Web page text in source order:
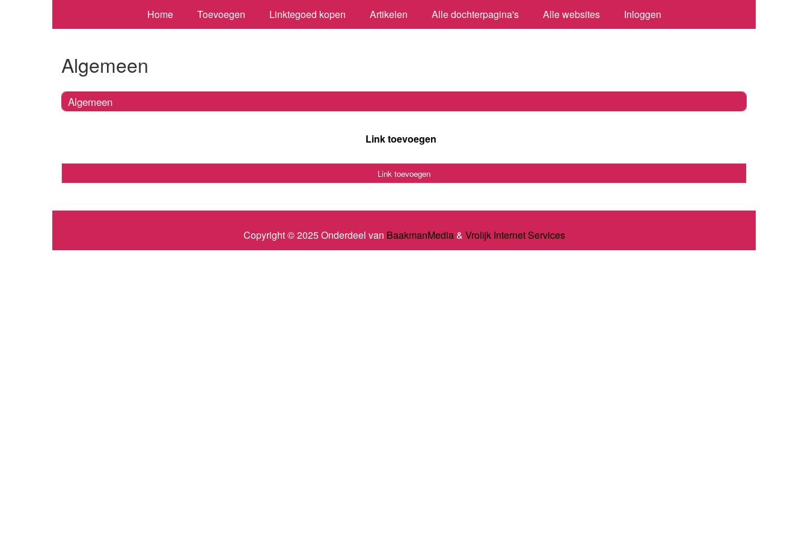
Home Toevoegen Linktegoed kopen Artikelen Alle dochterpagina's Alle websites Inloggen
Algemeen
Algemeen
Link toevoegen
Link toevoegen
Copyright © 2025 Onderdeel van BaakmanMedia& Vrolijk Internet Services